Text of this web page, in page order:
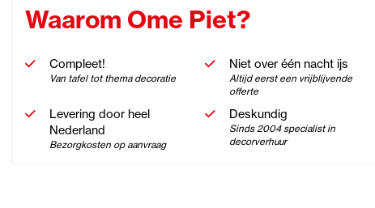
Waarom Ome Piet?
Compleet!
Van tafel tot thema decoratie
Niet over één nacht ijs
Altijd eerst een vrijblijvende
offerte
Levering door heel
Nederland
Bezorgkosten op aanvraag
Deskundig
Sinds 2004 specialist in
decorverhuur